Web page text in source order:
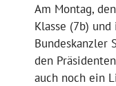
Am Montag,
Klasse (7b)
Bundeskanzler
den
auch noch ein